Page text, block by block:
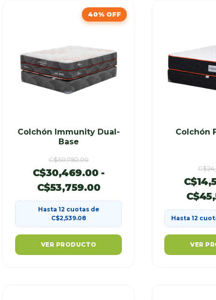
40% OFF
Colchón Immunity Dual-
Base
C$50,782.00
C$30,469.00 -
C$53,759.00
Hasta 12 cuotas de
C$2,539.08
VER PRODUCTO
Colchón
C$
C$
C$
Hasta 12
VER